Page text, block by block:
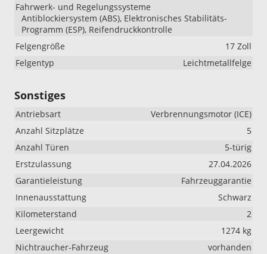
Fahrwerk- und Regelungssysteme
Antiblockiersystem (ABS), Elektronisches Stabilitäts-
Programm (ESP), Reifendruckkontrolle
Felgengröße
17 Zoll
Felgentyp
Leichtmetallfelge
Sonstiges
Antriebsart
Verbrennungsmotor (ICE)
Anzahl Sitzplätze
5
Anzahl Türen
5-türig
Erstzulassung
27.04.2026
Garantieleistung
Fahrzeuggarantie
Innenausstattung
Schwarz
Kilometerstand
2
Leergewicht
1274 kg
Nichtraucher-Fahrzeug
vorhanden